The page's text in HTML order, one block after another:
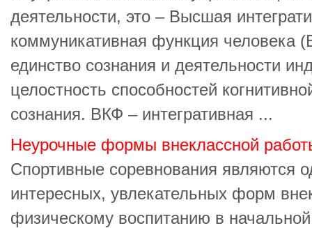
деятельности, это – Высшая
коммуникативная функция человека
единство сознания и деятельности
целостность способностей
сознания. ВКФ – интегративная ...
Неурочные формы внеклассной
Спортивные соревнования являются
интересных, увлекательных форм
физическому воспитанию в